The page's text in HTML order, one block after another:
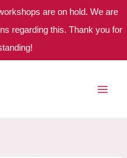
are on hold. We are
regarding this. Thank you for